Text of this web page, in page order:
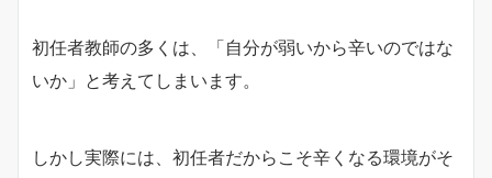
初任者教師の多くは、「自分が弱いから辛いのではな
いか」と考えてしまいます。
しかし実際には、初任者だからこそ辛くなる環境がそ